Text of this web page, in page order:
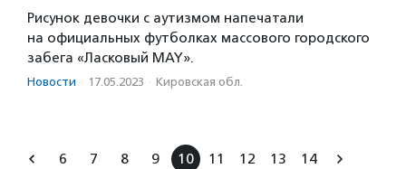
Рисунок девочки с аутизмом напечатали
на официальных футболках массового городского
забега «Ласковый MAY».
Новости · 17.05.2023 · Кировская обл.
6 7 8 9 10 11 12 13 14